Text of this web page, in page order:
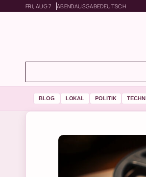
FRI, AUG 7 ABENDAUSGABEDEUTSCH
BLOG LOKAL POLITIK